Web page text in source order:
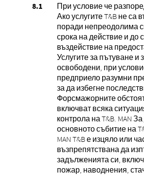
При условие че
Ако услугите T&B не са
поради непреодолима
срока на действие и до
въздействие на
Услугите за пътуване и
освободени, при
предприело разумни
за да избегне
Форсмажорните
включват всяка
контрола на T&B. MAN
основното събитие на
MAN T&B е изцяло или
възпрепятствана да
задълженията си,
пожар, наводнения,